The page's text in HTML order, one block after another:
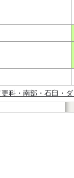
科・南部・石臼・